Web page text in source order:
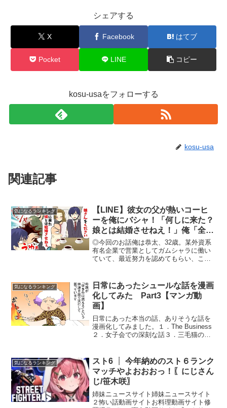
シェアする
X Facebook はてブ
Pocket LINE コピー
kosu-usaをフォローする
kosu-usa
関連記事
気になるランキング
【LINE】彼女の父が熱いコーヒ
ーを俺にバシャ！「何しに来た？
娘とは結婚させねえ！」俺「全然
いいですよ」その結果…【スカッ
とする話】
◎今回のお話俺は恭太、32歳。某外資系
有名企業で営業としてガムシャラに働い
ていて、最近努力を認めてもらい、この
るかのように見えるかも知れません。で
も、実はそうでもないん...
気になるランキング
日常にあったシュールな話を漫画
化してみた Part3【マンガ動
画】
日常にあった本当の話、ありそうな話を
漫画化してみました。１．The Business
２．女子会での深刻な話３．三毛猫の恩
画にして掲載しているマンガ動画チャン
ネルです。フ...
気になるランキング
スト6 ┊︎ 今年納めのスト６ランク
マッチやよおおおっ！〖にじさん
じ/笹木咲〗
姉妹ニュースサイト姉妹ニュースサイト
２怖い話動画サイトお料理動画サイト修